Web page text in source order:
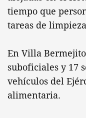
tiempo que
tareas de
En Villa
suboficiales y 17
vehículos del
alimentaria.